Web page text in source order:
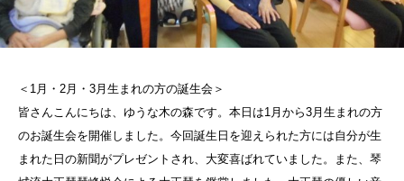
＜1月・2月・3月生まれの方の誕生会＞
皆さんこんにちは、ゆうな木の森です。本日は1月から3月生まれの方
のお誕生会を開催しました。今回誕生日を迎えられた方には自分が生
まれた日の新聞がプレゼントされ、大変喜ばれていました。また、琴